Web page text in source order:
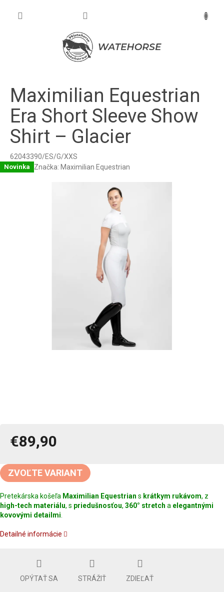
Maximilian Equestrian
Era Short Sleeve Show
Shirt – Glacier
62043390/ES/G/XXS
Novinka Značka: Maximilian Equestrian
€89,90
cena:
ZVOĽTE VARIANT
Pretekárska košeľa Maximilian Equestrian s krátkym rukávom, z
high-tech materiálu, s priedušnosťou, 360° stretch a elegantnými
kovovými detailmi.
Detailné informácie
OPÝTAŤ SA STRÁŽIŤ ZDIEĽAŤ